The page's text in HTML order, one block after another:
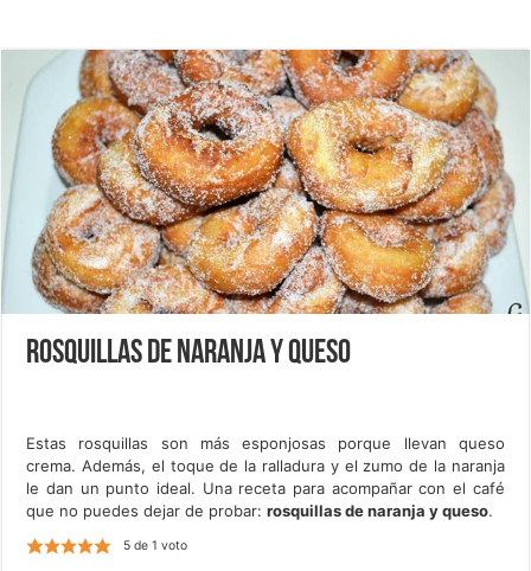
Rosquillas de naranja y queso
Estas rosquillas son más esponjosas porque llevan queso
crema. Además, el toque de la ralladura y el zumo de la naranja
le dan un punto ideal. Una receta para acompañar con el café
que no puedes dejar de probar:rosquillas de naranja y queso.
5de 1 voto